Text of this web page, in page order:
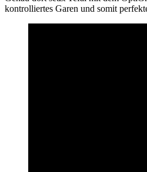
kontrolliertes Garen und somit